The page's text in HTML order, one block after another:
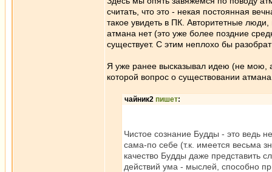
считать, что это - некая постоянная
такое увидеть в ПК. Авторитетные
атмана нет (это уже более поздние
существует. С этим неплохо бы
Я уже ранее высказывал идею (не мою, а
которой вопрос о существовании
чайник2 пишет:
Чистое сознание Будды - это ведь
сама-по себе (т.к. имеется весьма
качество Будды даже представить
действий ума - мыслей, способно